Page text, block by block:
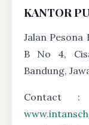
KANTOR
Jalan Pesona
B No 4,
Bandung,
Contact